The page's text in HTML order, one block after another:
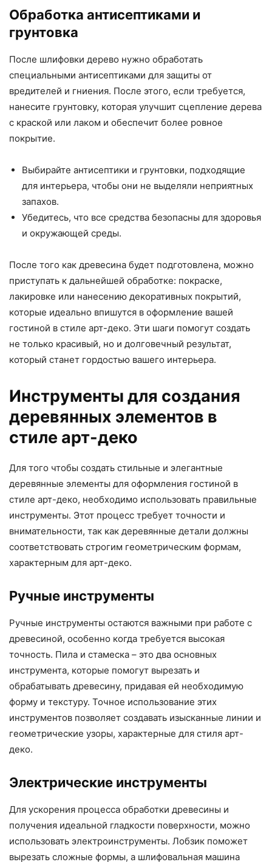
Обработка антисептиками и
грунтовка
После шлифовки дерево нужно обработать
специальными антисептиками для защиты от
вредителей и гниения. После этого, если требуется,
нанесите грунтовку, которая улучшит сцепление дерева
с краской или лаком и обеспечит более ровное
покрытие.
Выбирайте антисептики и грунтовки, подходящие
для интерьера, чтобы они не выделяли неприятных
запахов.
Убедитесь, что все средства безопасны для здоровья
и окружающей среды.
После того как древесина будет подготовлена, можно
приступать к дальнейшей обработке: покраске,
лакировке или нанесению декоративных покрытий,
которые идеально впишутся в оформление вашей
гостиной в стиле арт-деко. Эти шаги помогут создать
не только красивый, но и долговечный результат,
который станет гордостью вашего интерьера.
Инструменты для создания
деревянных элементов в
стиле арт-деко
Для того чтобы создать стильные и элегантные
деревянные элементы для оформления гостиной в
стиле арт-деко, необходимо использовать правильные
инструменты. Этот процесс требует точности и
внимательности, так как деревянные детали должны
соответствовать строгим геометрическим формам,
характерным для арт-деко.
Ручные инструменты
Ручные инструменты остаются важными при работе с
древесиной, особенно когда требуется высокая
точность. Пила и стамеска – это два основных
инструмента, которые помогут вырезать и
обрабатывать древесину, придавая ей необходимую
форму и текстуру. Точное использование этих
инструментов позволяет создавать изысканные линии и
геометрические узоры, характерные для стиля арт-
деко.
Электрические инструменты
Для ускорения процесса обработки древесины и
получения идеальной гладкости поверхности, можно
использовать электроинструменты. Лобзик поможет
вырезать сложные формы, а шлифовальная машина